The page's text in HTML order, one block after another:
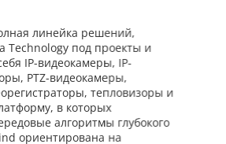
линейка решений,
Technology под проекты и
IP-видеокамеры, IP-
PTZ-видеокамеры,
тепловизоры и
в которых
алгоритмы глубокого
ориентирована на